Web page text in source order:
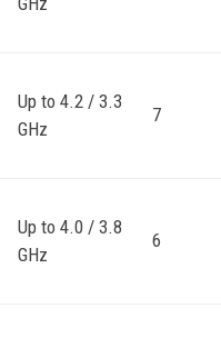
Up to 4.2 / 3.3
GHz
7
Up to 4.0 / 3.8
GHz
6